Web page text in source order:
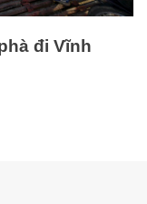
đi Vĩnh